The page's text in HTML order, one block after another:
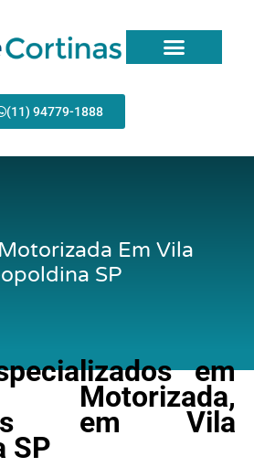
(11) 94779-1888
Em Vila
SP
em
Motorizada,
em Vila
SP